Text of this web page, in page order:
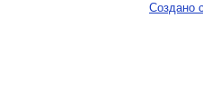
Создано